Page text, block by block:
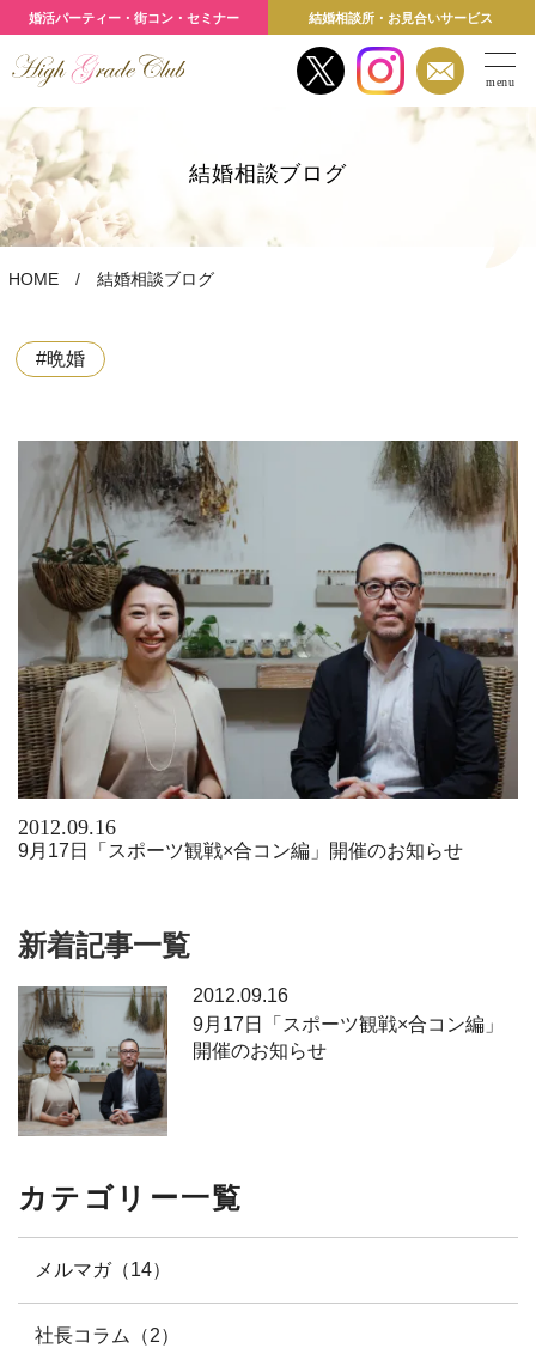
婚活パーティー・街コン・セミナー 結婚相談所・お見合いサービス
menu
結婚相談ブログ
HOME 結婚相談ブログ
#晩婚
2012.09.16
9月17日「スポーツ観戦×合コン編」開催のお知らせ
新着記事一覧
2012.09.16
9月17日「スポーツ観戦×合コン編」
開催のお知らせ
カテゴリー一覧
メルマガ（14）
社長コラム（2）